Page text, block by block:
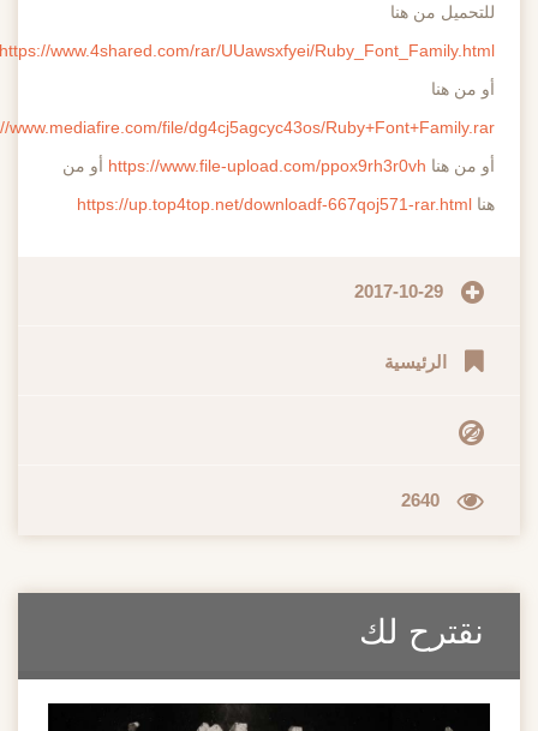
للتحميل من هنا
https://www.4shared.com/rar/UUawsxfyei/Ruby_Font_Family.html
أو من هنا
http://www.mediafire.com/file/dg4cj5agcyc43os/Ruby+Font+Family.rar
أو من هناhttps://www.file-upload.com/ppox9rh3r0vhأو من
https://up.top4top.net/downloadf-667qoj571-rar.html
2017-10-29
الرئيسية
2640
نقترح لك